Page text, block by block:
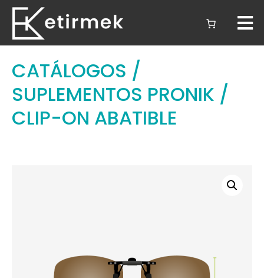
CATÁLOGOS /
SUPLEMENTOS PRONIK /
CLIP-ON ABATIBLE